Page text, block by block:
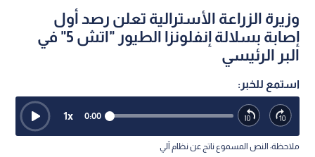
وزيرة الزراعة الأسترالية تعلن رصد أول
إصابة بسلالة إنفلونزا الطيور "اتش 5" في
البر الرئيسي
استمع للخبر:
0:00
1x
ملاحظة: النص المسموع ناتج عن نظام آلي